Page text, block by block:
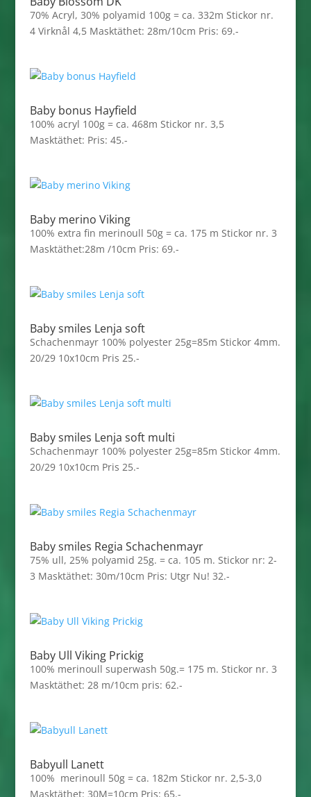
70% Acryl, 30% polyamid 100g = ca. 332m Stickor nr.
4 Virknål 4,5 Masktäthet: 28m/10cm Pris: 69.-
Baby bonus Hayfield
100% acryl 100g = ca. 468m Stickor nr. 3,5
Masktäthet: Pris: 45.-
Baby merino Viking
100% extra fin merinoull 50g = ca. 175 m Stickor nr. 3
Masktäthet:28m /10cm Pris: 69.-
Baby smiles Lenja soft
Schachenmayr 100% polyester 25g=85m Stickor 4mm.
20/29 10x10cm Pris 25.-
Baby smiles Lenja soft multi
Schachenmayr 100% polyester 25g=85m Stickor 4mm.
20/29 10x10cm Pris 25.-
Baby smiles Regia Schachenmayr
75% ull, 25% polyamid 25g. = ca. 105 m. Stickor nr: 2-
3 Masktäthet: 30m/10cm Pris: Utgr Nu! 32.-
Baby Ull Viking Prickig
100% merinoull superwash 50g.= 175 m. Stickor nr. 3
Masktäthet: 28 m/10cm pris: 62.-
Babyull Lanett
100% merinoull 50g = ca. 182m Stickor nr. 2,5-3,0
Masktäthet: 30M=10cm Pris: 65.-